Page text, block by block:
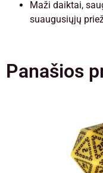
Maži daiktai,
suaugusiųjų
Panašios